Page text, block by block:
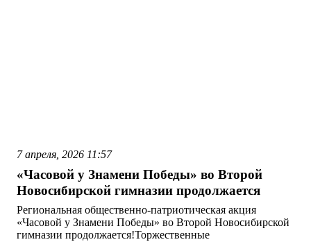
7 апреля, 2026 11:57
«Часовой у Знамени Победы» во Второй
Новосибирской гимназии продолжается
Региональная общественно-патриотическая акция
«Часовой у Знамени Победы» во Второй Новосибирской
гимназии продолжается!Торжественные